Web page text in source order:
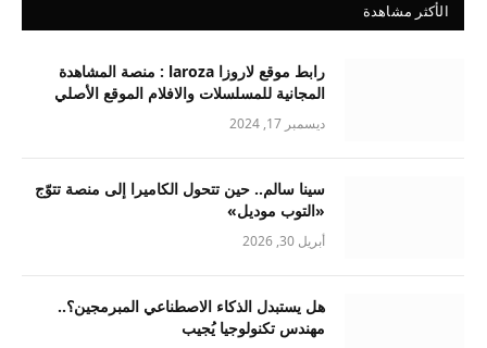
الأكثر مشاهدة
رابط موقع لاروزا laroza : منصة المشاهدة
المجانية للمسلسلات والافلام الموقع الأصلي
ديسمبر 17, 2024
سينا سالم.. حين تتحول الكاميرا إلى منصة تتوّج
«التوب موديل»
أبريل 30, 2026
هل يستبدل الذكاء الاصطناعي المبرمجين؟..
مهندس تكنولوجيا يُجيب